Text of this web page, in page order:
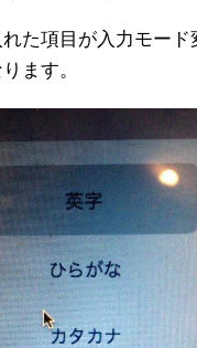
た項目が入力モード
ます。